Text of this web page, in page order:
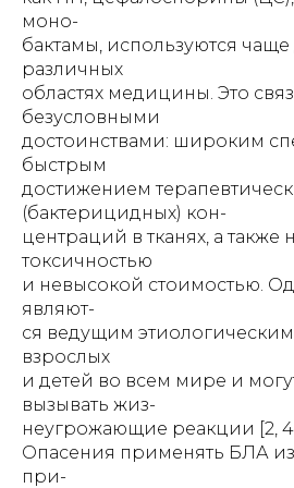
моно-
бактамы, используются
различных
областях медицины. Это
безусловными
достоинствами: широким
быстрым
достижением
(бактерицидных) кон-
центраций в тканях, а также
токсичностью
и невысокой стоимостью.
являют-
ся ведущим
взрослых
и детей во всем мире и
вызывать жиз-
неугрожающие реакции [2,
Опасения применять БЛА
при-